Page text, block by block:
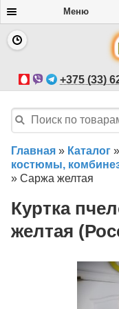
Меню
+375 (33)
Главная » Каталог »
костюмы,
» Саржа желтая
Куртка
желтая